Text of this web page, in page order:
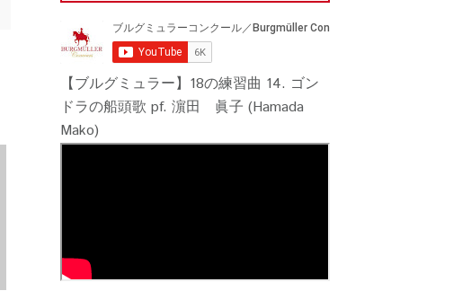
【ブルグミュラー】18の練習曲 14. ゴン
ドラの船頭歌 pf. 濵田 眞子 (Hamada
Mako)